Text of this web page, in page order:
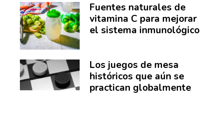
Fuentes naturales de
vitamina C para mejorar
el sistema inmunológico
Los juegos de mesa
históricos que aún se
practican globalmente